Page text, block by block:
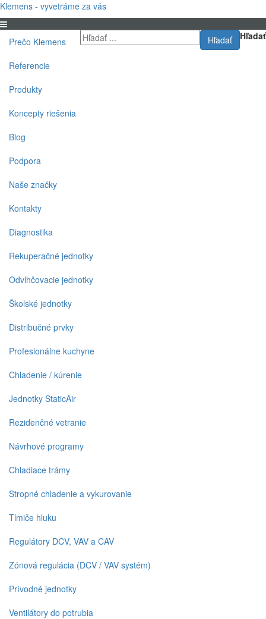
Klemens - vyvetráme za vás
Hľadať
Hľadať
Prečo Klemens
Referencie
Produkty
Koncepty riešenia
Blog
Podpora
Naše značky
Kontakty
Diagnostika
Rekuperačné jednotky
Odvlhčovacie jednotky
Školské jednotky
Distribučné prvky
Profesionálne kuchyne
Chladenie / kúrenie
Jednotky StaticAir
Rezidenčné vetranie
Návrhové programy
Chladiace trámy
Stropné chladenie a vykurovanie
Tlmiče hluku
Regulátory DCV, VAV a CAV
Zónová regulácia (DCV / VAV systém)
Prívodné jednotky
Ventilátory do potrubia